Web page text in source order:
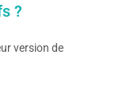
?
version de